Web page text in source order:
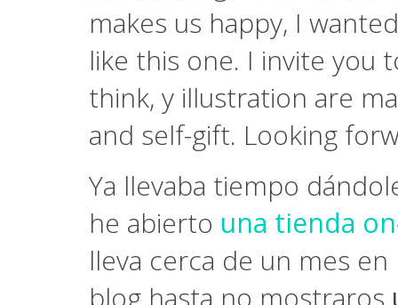
makes us happy, I
like this one. I invite you
think, y illustration are
and self-gift. Looking
Ya llevaba tiempo
he abierto una tienda
lleva cerca de un mes
blog hasta no mostraros